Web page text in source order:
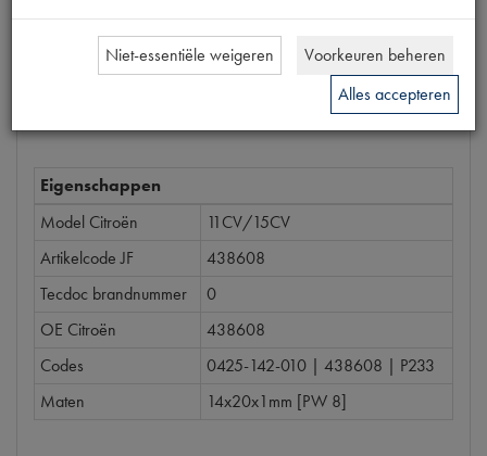
Eigenschappen
Model Citroën
11CV/15CV
Artikelcode JF
438608
Tecdoc brandnummer
0
OE Citroën
438608
Codes
0425-142-010 | 438608 | P233
Maten
14x20x1mm [PW 8]
Niet-essentiële weigeren
Voorkeuren beheren
Alles accepteren